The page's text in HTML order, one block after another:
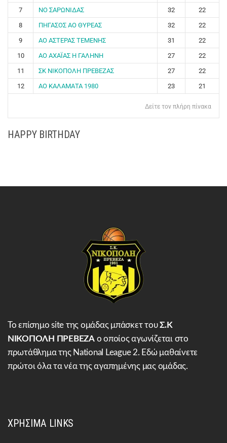
7
ΝΟ ΣΑΡΩΝΙΔΑΣ 32
22
8
ΠΗΓΑΣΟΣ ΑΟ ΘΥΡΕΑΣ 32
22
9
ΑΟ ΑΣΤΕΡΑΣ ΤΕΜΕΝΗΣ 31
22
10
ΑΟ ΑΧΑΪΑΣ Η ΓΑΛΗΝΗ 27
22
11
ΣΚ ΝΙΚΟΠΟΛΗ ΠΡΕΒΕΖΑΣ 27
22
12
ΑΟ ΚΑΛΑΜΑΤΑ 1980 23 21
Δείτε τον πλήρη πίνακα
HAPPY BIRTHDAY
Το επίσημο site της ομάδας μπάσκετ τουΣ.Κ
ΝΙΚΟΠΟΛΗ ΠΡΕΒΕΖΑο οποίος αγωνίζεται στο
πρωτάθλημα της National League 2. Εδώ μαθαίνετε
πρώτοι όλα τα νέα της αγαπημένης μας ομάδας.
ΧΡΗΣΙΜΑ LINKS